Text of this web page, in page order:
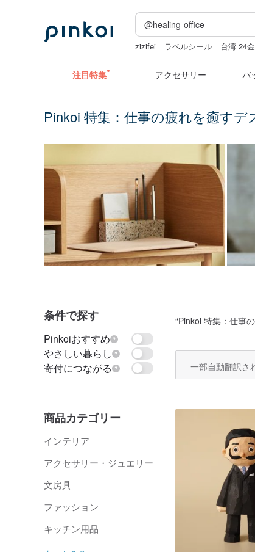
zizifei ラベルシール 台湾 24
注目特集 アクセサリー バ
Pinkoi 特集：仕事の疲れを癒すデ
条件で探す
Pinkoiおすすめ
やさしい暮らし
寄付につながる
商品カテゴリー
インテリア
アクセサリー・ジュエリー
文房具
ファッション
キッチン用品
“Pinkoi 特集：仕事
一部自動翻訳さ